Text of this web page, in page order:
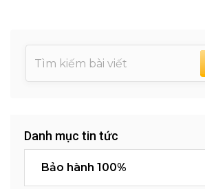
Danh mục tin tức
Bảo hành 100%